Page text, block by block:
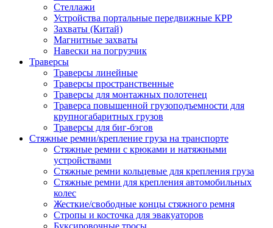
Стеллажи
Устройства портальные передвижные КРР
Захваты (Китай)
Магнитные захваты
Навески на погрузчик
Траверсы
Траверсы линейные
Траверсы пространственные
Траверсы для монтажных полотенец
Траверса повышенной грузоподъемности для
крупногабаритных грузов
Траверсы для биг-бэгов
Стяжные ремни/крепление груза на транспорте
Стяжные ремни с крюками и натяжными
устройствами
Стяжные ремни кольцевые для крепления груза
Стяжные ремни для крепления автомобильных
колес
Жесткие/свободные концы стяжного ремня
Стропы и косточка для эвакуаторов
Буксировочные тросы